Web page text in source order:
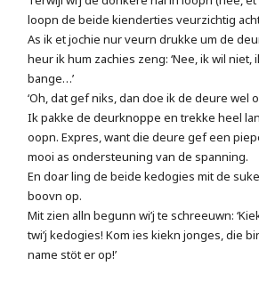
loopn de beide kienderties veurzichtig
As ik et jochie nur veurn drukke um de
heur ik hum zachies zeng: ‘Nee, ik wil niet,
bange…’
‘Oh, dat gef niks, dan doe ik de deure wel
Ik pakke de deurknoppe en trekke heel
oopn. Expres, want die deure gef een
mooi as ondersteuning van de spanning.
En doar ling de beide kedogies mit de
boovn op.
Mit zien alln begunn wi’j te schreeuwn:
twi’j kedogies! Kom ies kiekn jonges, die
name stöt er op!’